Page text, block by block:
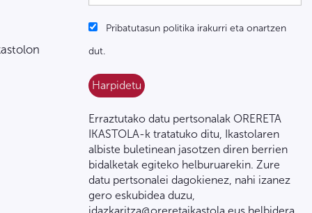
Pribatutasun politika irakurri eta onartzen
dut.
Erraztutako datu pertsonalak ORERETA
IKASTOLA-k tratatuko ditu, Ikastolaren
albiste buletinean jasotzen diren berrien
bidalketak egiteko helburuarekin. Zure
datu pertsonalei dagokienez, nahi izanez
gero eskubidea duzu,